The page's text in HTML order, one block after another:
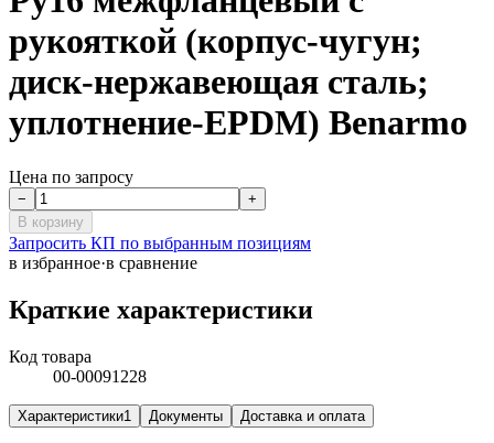
рукояткой (корпус-чугун;
диск-нержавеющая сталь;
уплотнение-EPDM) Benarmo
Цена по запросу
−
+
В корзину
Запросить КП по выбранным позициям
в избранное·в сравнение
Краткие характеристики
Код товара
00-00091228
Характеристики1 Документы Доставка и оплата